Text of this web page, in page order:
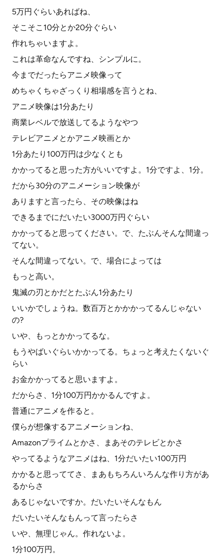
5万円ぐらいあればね、
そこそこ10分とか20分ぐらい
作れちゃいますよ。
これは革命なんですね、シンプルに。
今までだったらアニメ映像って
めちゃくちゃざっくり相場感を言うとね、
アニメ映像は1分あたり
商業レベルで放送してるようなやつ
テレビアニメとかアニメ映画とか
1分あたり100万円は少なくとも
かかってると思った方がいいですよ。1分ですよ、1分。
だから30分のアニメーション映像が
ありますと言ったら、その映像はね
できるまでにだいたい3000万円ぐらい
かかってると思ってください。で、たぶんそんな間違っ
てない。
そんな間違ってない。で、場合によっては
もっと高い。
鬼滅の刃とかだとたぶん1分あたり
いいかでしょうね。数百万とかかかってるんじゃない
の?
いや、もっとかかってるな。
もうやばいぐらいかかってる。ちょっと考えたくないぐ
らい
お金かかってると思いますよ。
だからさ、1分100万円かかるんですよ。
普通にアニメを作ると。
僕らが想像するアニメーションね、
Amazonプライムとかさ、まあそのテレビとかさ
やってるようなアニメはね、1分だいたい100万円
かかると思っててさ、まあもちろんいろんな作り方があ
るからさ
あるじゃないですか。だいたいそんなもん
だいたいそんなもんって言ったらさ
いや、無理じゃん。作れないよ。
1分100万円。